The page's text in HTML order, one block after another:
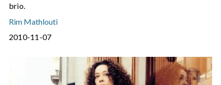
brio.
Rim Mathlouti
2010-11-07